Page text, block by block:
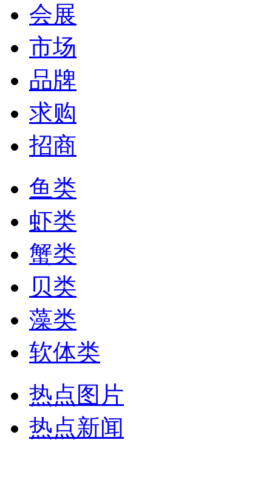
会展
市场
品牌
求购
招商
鱼类
虾类
蟹类
贝类
藻类
软体类
热点图片
热点新闻